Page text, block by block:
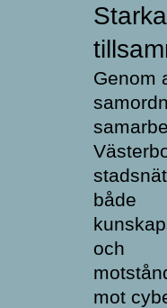
Starka
Genom
både
och
mot